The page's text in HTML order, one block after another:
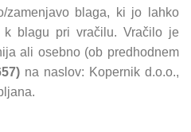
zamenjavo blaga, ki jo lahko
blagu pri vračilu. Vračilo je
ali osebno (ob predhodnem
na naslov: Kopernik d.o.o.,